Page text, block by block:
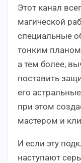
Этот канал
магической
специальные
тонким
а тем более,
поставить
его
при этом
мастером и
И если эту
наступают